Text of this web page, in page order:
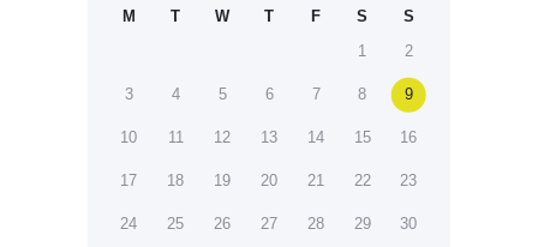
M T W T F S
S
1
2
3 4 5 6 7 8 9
10 11 12 13 14 15 16
17 18 19 20 21 22 23
24 25 26 27 28 29 30